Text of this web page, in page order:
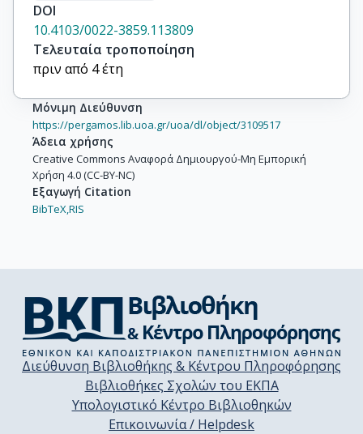
DOI
10.4103/0022-3859.113809
Τελευταία τροποποίηση
πριν από 4 έτη
Μόνιμη Διεύθυνση
https://pergamos.lib.uoa.gr/uoa/dl/object/3109517
Άδεια χρήσης
Creative Commons Αναφορά Δημιουργού-Μη Εμπορική
Χρήση 4.0 (CC-BY-NC)
Εξαγωγή Citation
BibTeX,RIS
Διεύθυνση Βιβλιοθήκης & Κέντρου Πληροφόρησης
Βιβλιοθήκες Σχολών του ΕΚΠΑ
Υπολογιστικό Κέντρο Βιβλιοθηκών
Επικοινωνία / Helpdesk